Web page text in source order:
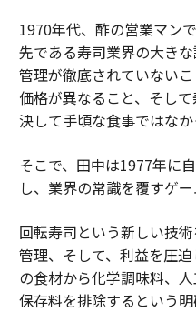
1970年代、酢の営業マン
先である寿司業界の大き
管理が徹底されていない
価格が異なること、そし
決して手頃な食事ではな
そこで、田中は1977年に
し、業界の常識を覆すゲ
回転寿司という新しい技
管理、そして、利益を圧
の食材から化学調味料、
保存料を排除するという明